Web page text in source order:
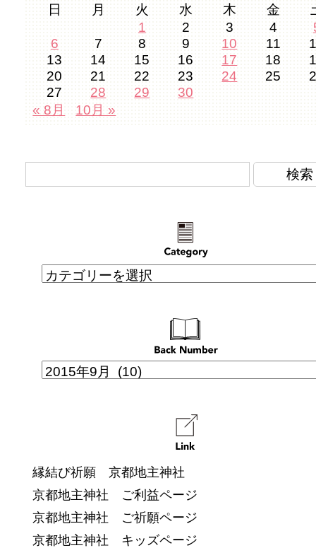
日 月 火 水 木 金
1
2 3 4
6
7 8 9 10 11
13
14 15 16 17 18
20
21 22 23 24 25
27
28 29
30
« 8月
10月 »
縁結び祈願 京都地主神社
京都地主神社 ご利益ページ
京都地主神社 ご祈願ページ
京都地主神社 キッズページ